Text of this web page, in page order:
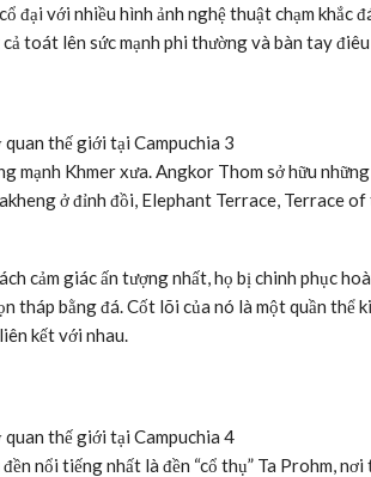
đại với nhiều hình ảnh nghệ thuật chạm khắc
toát lên sức mạnh phi thường và bàn tay
mạnh Khmer xưa. Angkor Thom sở hữu
ở đỉnh đồi, Elephant Terrace, Terrace
cảm giác ấn tượng nhất, họ bị chinh phục
tháp bằng đá. Cốt lõi của nó là một quần thể
kết với nhau.
nổi tiếng nhất là đền “cổ thụ” Ta Prohm,